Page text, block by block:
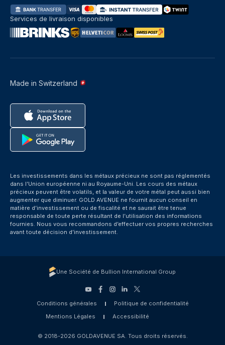
Made in Switzerland
Services de livraison disponibles
Les investissements dans les métaux précieux ne sont pas réglementés
dans l’Union européenne ni au Royaume-Uni. Les cours des métaux
précieux peuvent être volatils, et la valeur de votre métal peut aussi bien
augmenter que diminuer. GOLD AVENUE ne fournit aucun conseil en
matière d’investissement ou de fiscalité et ne saurait être tenue
responsable de toute perte résultant de l’utilisation des informations
fournies. Nous vous recommandons d’effectuer vos propres recherches
avant toute décision d’investissement.
Une Société de Bullion International Group
Conditions générales
Politique de confidentialité
Mentions Légales
Accessibilité
© 2018-2026 GOLDAVENUE SA. Tous droits réservés.